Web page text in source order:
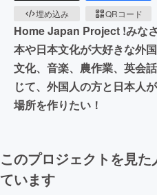
埋め込み
QRコード
Home Japan Project !みな
本や日本文化が大好きな外
文化、音楽、農作業、英会
じて、外国人の方と日本人
場所を作りたい！
このプロジェクトを見
ています